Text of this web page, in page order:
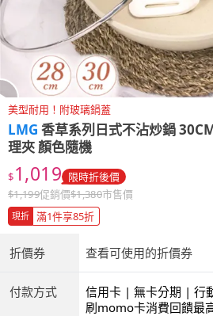
美型耐用！附玻璃鍋蓋
LMG 香草系列日式不沾炒鍋
理夾 顏色隨機
$1,019 限時折後價
$1,199促銷價$1,380市售價
現折 滿1件享85折
折價券 查看可使用的折價券
付款方式
信用卡 | 無卡分期 | 行
ATM | 銀聯卡
刷momo卡消費回饋最